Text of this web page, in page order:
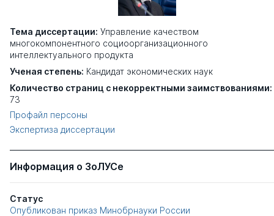
Тема диссертации: Управление качеством
многокомпонентного социоорганизационного
интеллектуального продукта
Ученая степень: Кандидат экономических наук
Количество страниц с некорректными заимствованиями:
73
Профайл персоны
Экспертиза диссертации
Информация о ЗоЛУСе
Статус
Опубликован приказ Минобрнауки России